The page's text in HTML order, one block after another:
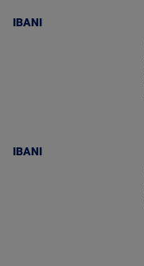
IBANI
IBANI